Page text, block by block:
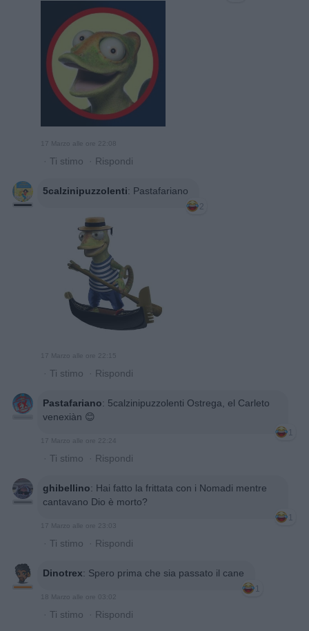
17 Marzo alle ore 22:08
· Ti stimo · Rispondi
5calzinipuzzolenti: Pastafariano
2
17 Marzo alle ore 22:15
· Ti stimo · Rispondi
Pastafariano: 5calzinipuzzolenti Ostrega, el Carleto
venexiàn 😊
1
17 Marzo alle ore 22:24
· Ti stimo · Rispondi
ghibellino: Hai fatto la frittata con i Nomadi mentre
cantavano Dio è morto?
1
17 Marzo alle ore 23:03
· Ti stimo · Rispondi
Dinotrex: Spero prima che sia passato il cane
1
18 Marzo alle ore 03:02
· Ti stimo · Rispondi